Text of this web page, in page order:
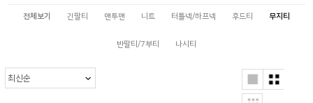
전체보기 긴팔티 맨투맨 니트 터틀넥/하프넥 후드티 무지티
반팔티/7부티 나시티